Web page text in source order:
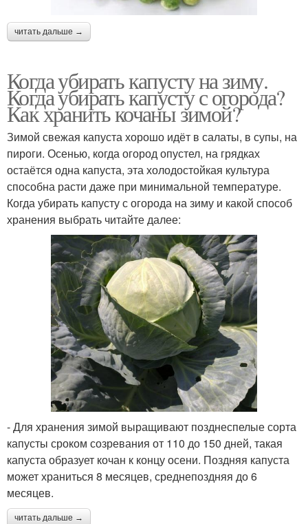
читать дальше →
Когда убирать капусту на зиму.
Когда убирать капусту с огорода?
Как хранить кочаны зимой?
Зимой свежая капуста хорошо идёт в салаты, в супы, на
пироги. Осенью, когда огород опустел, на грядках
остаётся одна капуста, эта холодостойкая культура
способна расти даже при минимальной температуре.
Когда убирать капусту с огорода на зиму и какой способ
хранения выбрать читайте далее:
- Для хранения зимой выращивают позднеспелые сорта
капусты сроком созревания от 110 до 150 дней, такая
капуста образует кочан к концу осени. Поздняя капуста
может храниться 8 месяцев, среднепоздняя до 6
месяцев.
читать дальше →